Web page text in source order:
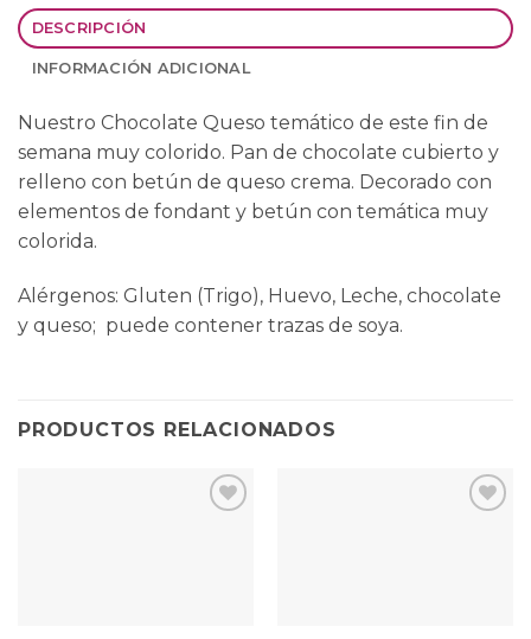
DESCRIPCIÓN
INFORMACIÓN ADICIONAL
Nuestro Chocolate Queso temático de este fin de
semana muy colorido. Pan de chocolate cubierto y
relleno con betún de queso crema. Decorado con
elementos de fondant y betún con temática muy
colorida.
Alérgenos: Gluten (Trigo), Huevo, Leche, chocolate
y queso; puede contener trazas de soya.
PRODUCTOS RELACIONADOS